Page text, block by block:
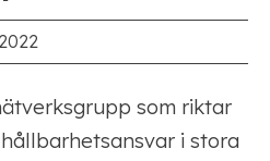
som riktar
i stora